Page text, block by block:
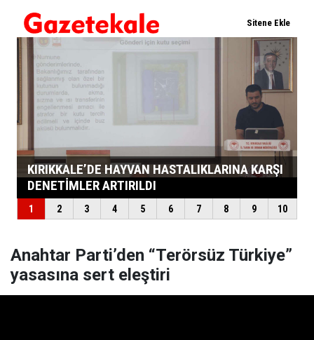
Anahtar Parti’den “Terörsüz Türkiye”
yasasına sert eleştiri